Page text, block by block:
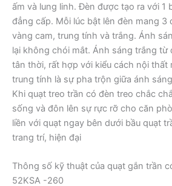
ấm và lung linh. Đèn được tạo ra với 1
đẳng cấp. Mỗi lúc bật lên đèn mang 3
vàng cam, trung tính và trắng. Ánh
lại không chói mắt. Ánh sáng trắng từ
tân thời, rất hợp với kiểu cách nội thất
trung tính là sự pha trộn giữa ánh
Khi quạt treo trần có đèn treo chắc
sống và đôn lên sự rực rỡ cho căn
liền với quạt ngay bên dưới bầu quạt
trang trí, hiện đại
Thông số kỹ thuật của quạt gắn trần
52KSA -260